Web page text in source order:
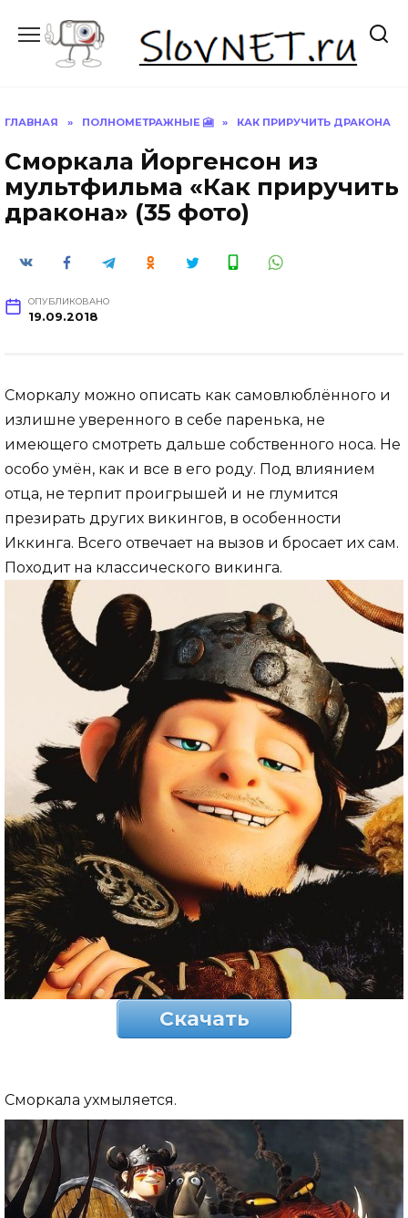
содержанию
ГЛАВНАЯ » ПОЛНОМЕТРАЖНЫЕ 🎦 » КАК ПРИРУЧИТЬ ДРАКОНА
Сморкала Йоргенсон из
мультфильма «Как приручить
дракона» (35 фото)
ОПУБЛИКОВАНО
19.09.2018
Сморкалу можно описать как самовлюблённого и
излишне уверенного в себе паренька, не
имеющего смотреть дальше собственного носа. Не
особо умён, как и все в его роду. Под влиянием
отца, не терпит проигрышей и не глумится
презирать других викингов, в особенности
Иккинга. Всего отвечает на вызов и бросает их сам.
Походит на классического викинга.
Скачать
Сморкала ухмыляется.